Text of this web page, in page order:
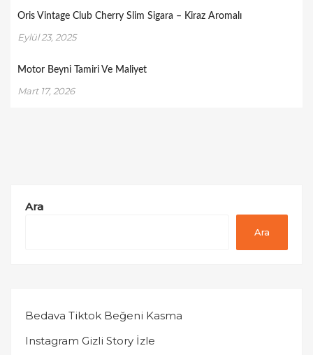
Oris Vintage Club Cherry Slim Sigara – Kiraz Aromalı
Eylül 23, 2025
Motor Beyni Tamiri Ve Maliyet
Mart 17, 2026
Ara
Ara
Bedava Tiktok Beğeni Kasma
Instagram Gizli Story İzle